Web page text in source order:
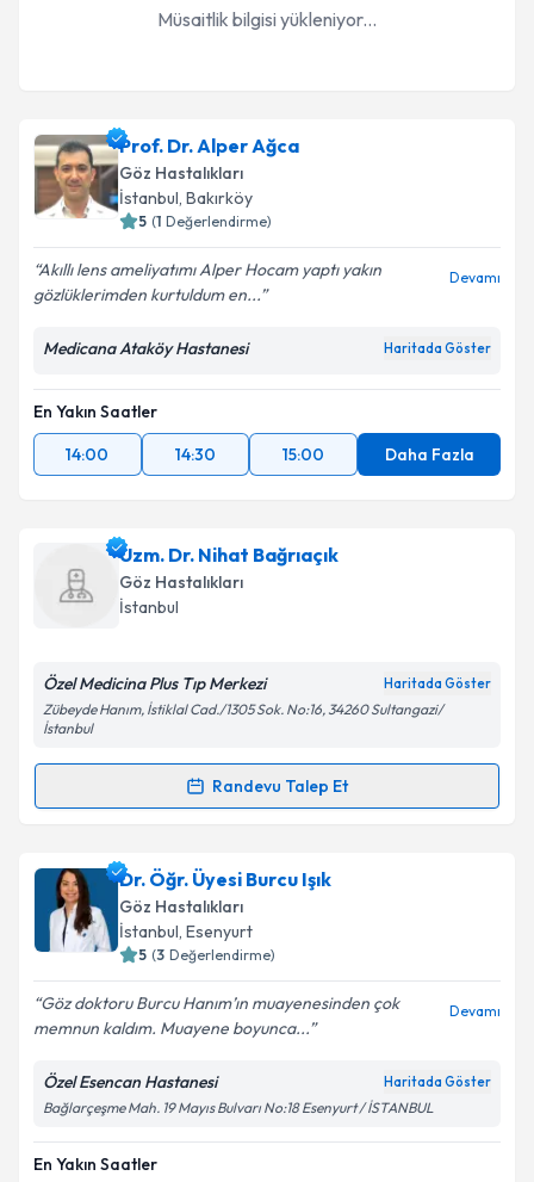
Müsaitlik bilgisi yükleniyor...
Prof. Dr. Alper Ağca
Göz Hastalıkları
İstanbul, Bakırköy
5 (1 Değerlendirme)
Akıllı lens ameliyatımı Alper Hocam yaptı yakın
gözlüklerimden kurtuldum en...
Devamı
Medicana Ataköy Hastanesi Haritada Göster
En Yakın Saatler
14:00
14:30 15:00 Daha Fazla
Uzm. Dr. Nihat Bağrıaçık
Göz Hastalıkları
İstanbul
Özel Medicina Plus Tıp Merkezi Haritada Göster
Zübeyde Hanım, İstiklal Cad./1305 Sok. No:16, 34260 Sultangazi/
İstanbul
Randevu Talep Et
Randevu Takvimi Talebi
Uzm. Dr. Nihat Bağrıaçıkiçin randevu takvimi talebi
oluşturun. Size bu uzmandan randevu almanız için bir
takvim hazırlandığında e-posta ile bilgilendireceğiz.
Kişisel verilerimin işlenmesine ilişkin
Aydınlatma
Metni'ni okudum ve kişisel verilerimin belirtilen
kapsamda işlenmesini kabul ediyorum.
Dr. Öğr. Üyesi Burcu Işık
Göz Hastalıkları
İstanbul, Esenyurt
5 (3 Değerlendirme)
Göz doktoru Burcu Hanım’ın muayenesinden çok
memnun kaldım. Muayene boyunca...
Devamı
Özel Esencan Hastanesi Haritada Göster
Bağlarçeşme Mah. 19 Mayıs Bulvarı No:18 Esenyurt / İSTANBUL
En Yakın Saatler